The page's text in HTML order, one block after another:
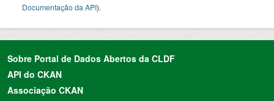
Documentação da API).
Sobre Portal de Dados Abertos da CLDF
API do CKAN
Associação CKAN